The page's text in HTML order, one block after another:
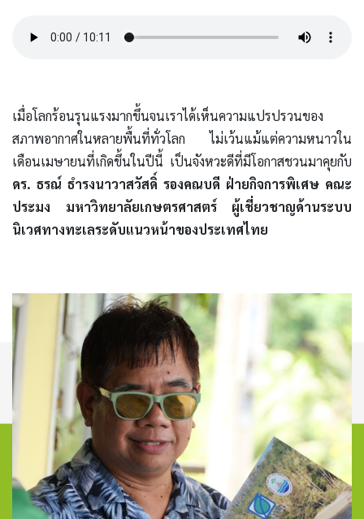
เมื่อโลกร้อนรุนแรงมากขึ้นจนเราได้เห็นความแปรปรวนของ
สภาพอากาศในหลายพื้นที่ทั่วโลก ไม่เว้นแม้แต่ความหนาวใน
เดือนเมษายนที่เกิดขึ้นในปีนี้ เป็นจังหวะดีที่มีโอกาสชวนมาคุยกับ
ดร. ธรณ์ ธำรงนาวาสวัสดิ์ รองคณบดี ฝ่ายกิจการพิเศษ คณะ
ประมง มหาวิทยาลัยเกษตรศาสตร์ ผู้เชี่ยวชาญด้านระบบ
นิเวศทางทะเลระดับแนวหน้าของประเทศไทย